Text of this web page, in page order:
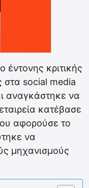
έντονης κριτικής
στα social media
αναγκάστηκε να
κατέβασε
αφορούσε το
να
μηχανισμούς